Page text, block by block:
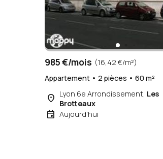
985 €/mois (16,42 €/m²)
Appartement • 2 pièces • 60 m²
place Lyon 6e Arrondissement, Les
Brotteaux
event Aujourd'hui